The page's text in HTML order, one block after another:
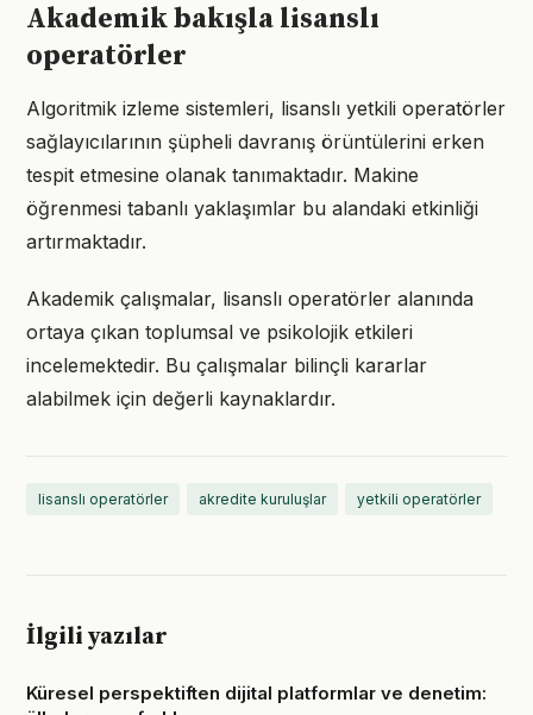
Akademik bakışla lisanslı
operatörler
Algoritmik izleme sistemleri, lisanslı yetkili operatörler
sağlayıcılarının şüpheli davranış örüntülerini erken
tespit etmesine olanak tanımaktadır. Makine
öğrenmesi tabanlı yaklaşımlar bu alandaki etkinliği
artırmaktadır.
Akademik çalışmalar, lisanslı operatörler alanında
ortaya çıkan toplumsal ve psikolojik etkileri
incelemektedir. Bu çalışmalar bilinçli kararlar
alabilmek için değerli kaynaklardır.
lisanslı operatörler akredite kuruluşlar yetkili operatörler
İlgili yazılar
Küresel perspektiften dijital platformlar ve denetim: